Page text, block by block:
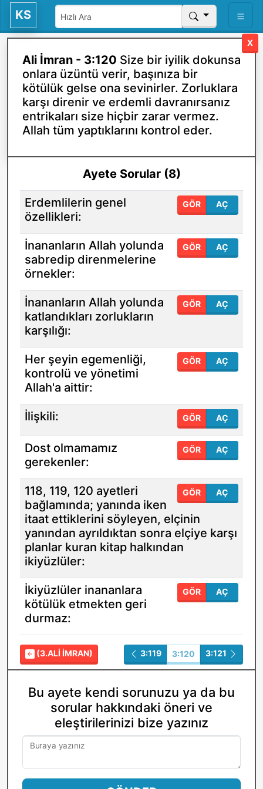
KS
Ali İmran - 3:120 Size bir iyilik dokunsa
onlara üzüntü verir, başınıza bir
kötülük gelse ona sevinirler. Zorluklara
karşı direnir ve erdemli davranırsanız
entrikaları size hiçbir zarar vermez.
Allah tüm yaptıklarını kontrol eder.
X
Ayete Sorular (8)
GÖR AÇ
Erdemlilerin genel
özellikleri:
GÖR AÇ
İnananların Allah yolunda
sabredip direnmelerine
örnekler:
GÖR AÇ
İnananların Allah yolunda
katlandıkları zorlukların
karşılığı:
GÖR AÇ
Her şeyin egemenliği,
kontrolü ve yönetimi
Allah'a aittir:
GÖR AÇ
İlişkili:
GÖR AÇ
Dost olmamamız
gerekenler:
GÖR AÇ
118, 119, 120 ayetleri
bağlamında; yanında iken
itaat ettiklerini söyleyen, elçinin
yanından ayrıldıktan sonra elçiye karşı
planlar kuran kitap halkından
ikiyüzlüler:
GÖR AÇ
İkiyüzlüler inananlara
kötülük etmekten geri
durmaz:
(3.ALI İMRAN) 3:119 3:120 3:121
Bu ayete kendi sorunuzu ya da bu
sorular hakkındaki öneri ve
eleştirilerinizi bize yazınız
Buraya yazınız